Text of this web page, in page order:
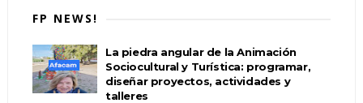
FP NEWS!
La piedra angular de la Animación
Sociocultural y Turística: programar,
diseñar proyectos, actividades y
talleres